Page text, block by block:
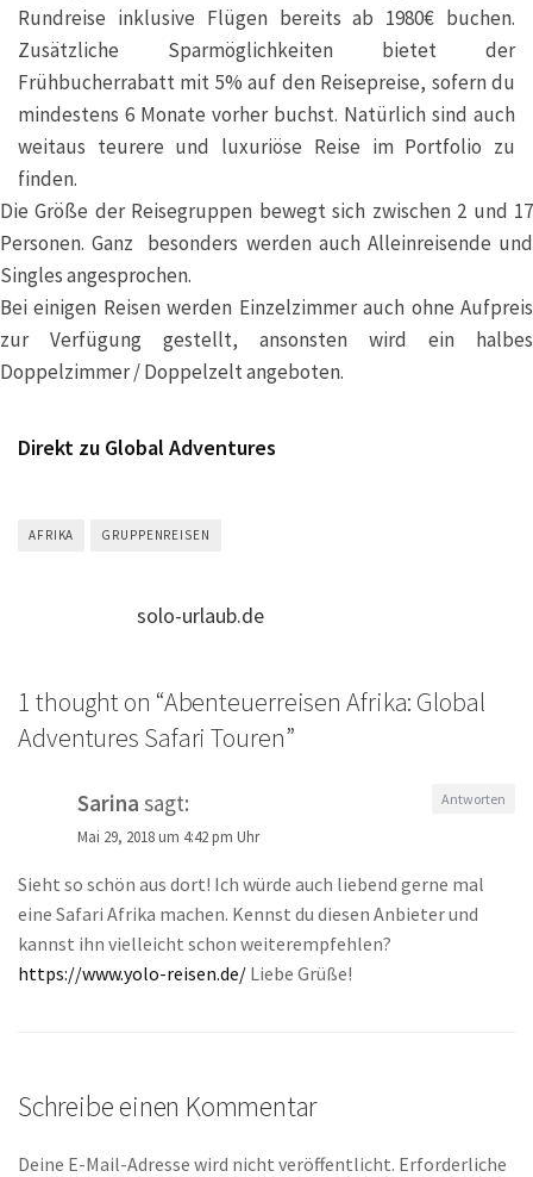
Rundreise inklusive Flügen bereits ab 1980€ buchen.
Zusätzliche Sparmöglichkeiten bietet der
Frühbucherrabatt mit 5% auf den Reisepreise, sofern du
mindestens 6 Monate vorher buchst. Natürlich sind auch
weitaus teurere und luxuriöse Reise im Portfolio zu
finden.
Die Größe der Reisegruppen bewegt sich zwischen 2 und 17
Personen. Ganz besonders werden auch Alleinreisende und
Singles angesprochen.
Bei einigen Reisen werden Einzelzimmer auch ohne Aufpreis
zur Verfügung gestellt, ansonsten wird ein halbes
Doppelzimmer / Doppelzelt angeboten.
Direkt zu Global Adventures
AFRIKA GRUPPENREISEN
solo-urlaub.de
1 thought on “Abenteuerreisen Afrika: Global
Adventures Safari Touren”
Sarina sagt:
Mai 29, 2018 um 4:42 pm Uhr
Sieht so schön aus dort! Ich würde auch liebend gerne mal
eine Safari Afrika machen. Kennst du diesen Anbieter und
kannst ihn vielleicht schon weiterempfehlen?
https://www.yolo-reisen.de/ Liebe Grüße!
Antworten
Schreibe einen Kommentar
Deine E-Mail-Adresse wird nicht veröffentlicht. Erforderliche